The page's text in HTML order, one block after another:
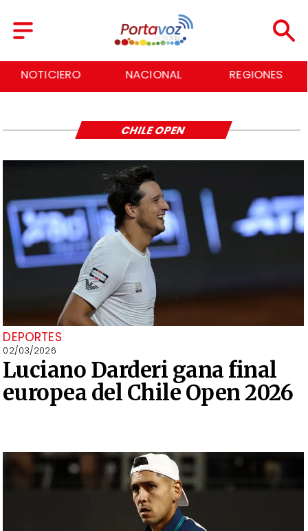
NOTICIERO NACIONAL REGIONES
DEPORTES
02/03/2026
Luciano Darderi gana final
europea del Chile Open 2026
CHILE OPEN